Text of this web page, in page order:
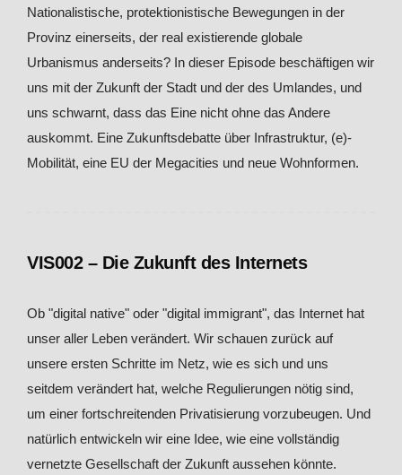
Nationalistische, protektionistische Bewegungen in der
Provinz einerseits, der real existierende globale
Urbanismus anderseits? In dieser Episode beschäftigen wir
uns mit der Zukunft der Stadt und der des Umlandes, und
uns schwarnt, dass das Eine nicht ohne das Andere
auskommt. Eine Zukunftsdebatte über Infrastruktur, (e)-
Mobilität, eine EU der Megacities und neue Wohnformen.
VIS002 – Die Zukunft des Internets
Ob "digital native" oder "digital immigrant", das Internet hat
unser aller Leben verändert. Wir schauen zurück auf
unsere ersten Schritte im Netz, wie es sich und uns
seitdem verändert hat, welche Regulierungen nötig sind,
um einer fortschreitenden Privatisierung vorzubeugen. Und
natürlich entwickeln wir eine Idee, wie eine vollständig
vernetzte Gesellschaft der Zukunft aussehen könnte.